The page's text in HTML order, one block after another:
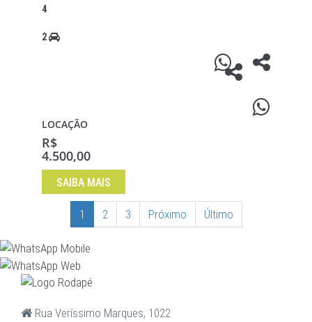
4
2
LOCAÇÃO
R$
4.500,00
SAIBA MAIS
1 2 3 Próximo Último
Rua Veríssimo Marques, 1022